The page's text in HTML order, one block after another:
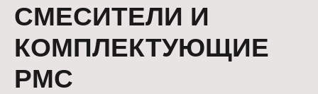
СМЕСИТЕЛИ И
КОМПЛЕКТУЮЩИЕ
РМС